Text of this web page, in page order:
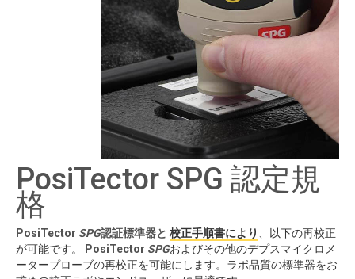
PosiTector SPG 認定規
格
PosiTector SPG認証標準器と 校正手順書により
、以下の再校正
が可能です。
PosiTector SPGおよびその他のデプスマイクロメ
ータープローブの再校正を可能にします。ラボ品質の標準器をお